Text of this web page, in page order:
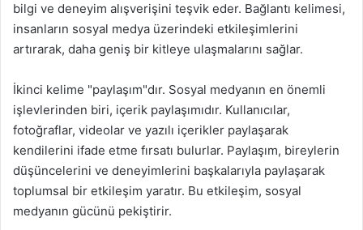
bilgi ve deneyim alışverişini teşvik eder. Bağlantı kelimesi,
insanların sosyal medya üzerindeki etkileşimlerini
artırarak, daha geniş bir kitleye ulaşmalarını sağlar.
İkinci kelime "paylaşım"dır. Sosyal medyanın en önemli
işlevlerinden biri, içerik paylaşımıdır. Kullanıcılar,
fotoğraflar, videolar ve yazılı içerikler paylaşarak
kendilerini ifade etme fırsatı bulurlar. Paylaşım, bireylerin
düşüncelerini ve deneyimlerini başkalarıyla paylaşarak
toplumsal bir etkileşim yaratır. Bu etkileşim, sosyal
medyanın gücünü pekiştirir.